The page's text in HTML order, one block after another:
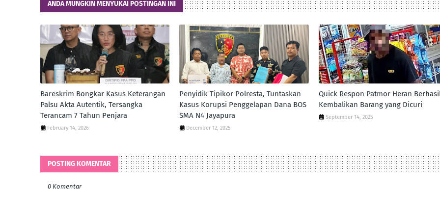
ANDA MUNGKIN MENYUKAI POSTINGAN INI
Bareskrim Bongkar Kasus Keterangan
Palsu Akta Autentik, Tersangka
Terancam 7 Tahun Penjara
February 14, 2026
‎Penyidik Tipikor Polresta, Tuntaskan
Kasus Korupsi Penggelapan Dana BOS
SMA N4 Jayapura
December 12, 2025
Quick Respon Patmor Heran
Kembalikan Barang yang Dicuri
September 14, 2025
POSTING KOMENTAR
0 Komentar